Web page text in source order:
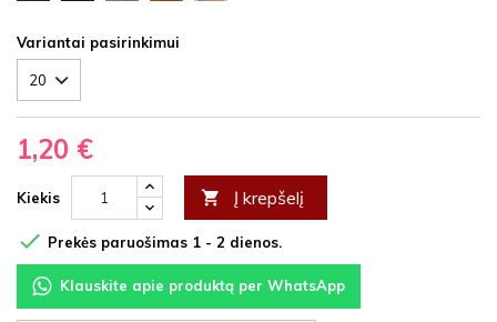
Variantai pasirinkimui
1,20 €
Kiekis  Į krepšelį
 Prekės paruošimas 1 - 2 dienos.
Klauskite apie produktą per WhatsApp